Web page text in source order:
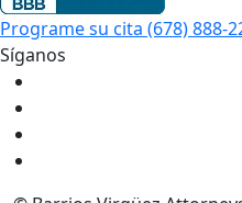
Programe su cita (678) 888-
Síganos